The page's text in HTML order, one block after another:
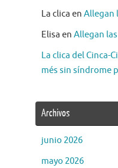
La clica en Allegan
Elisa en Allegan
La clica del Cinca-
més sin síndrome
Archivos
junio 2026
mayo 2026